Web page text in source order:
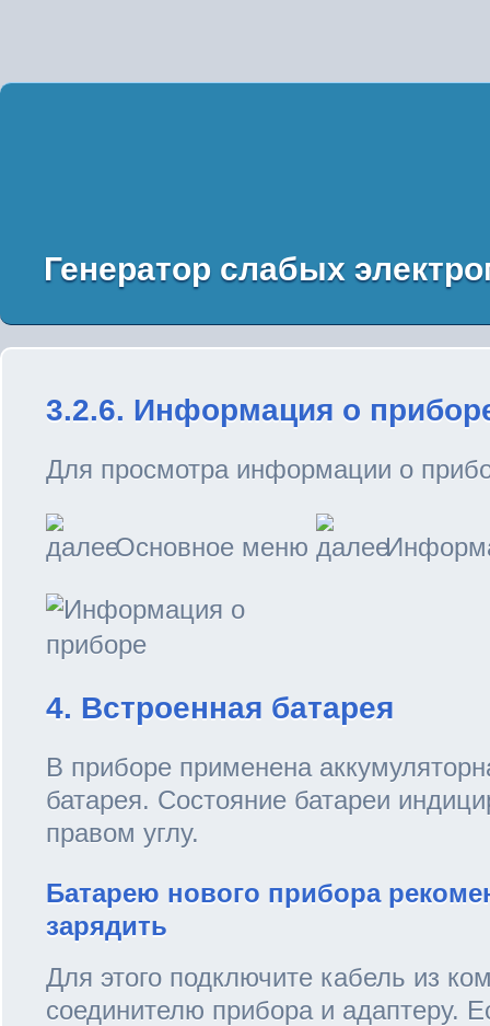
Генератор слабых
3.2.6. Информация о
Для просмотра информации о
Основное меню
4. Встроенная батарея
В приборе применена
батарея. Состояние батареи
правом углу.
Батарею нового прибора
зарядить
Для этого подключите кабель из
соединителю прибора и адаптеру.